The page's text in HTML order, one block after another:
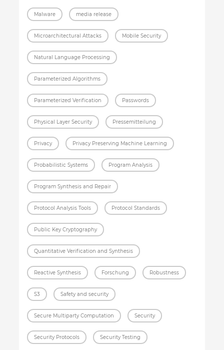
Malware media release
Microarchitectural Attacks Mobile Security
Natural Language Processing
Parameterized Algorithms
Parameterized Verification Passwords
Physical Layer Security Pressemitteilung
Privacy Privacy Preserving Machine Learning
Probabilistic Systems Program Analysis
Program Synthesis and Repair
Protocol Analysis Tools Protocol Standards
Public Key Cryptography
Quantitative Verification and Synthesis
Reactive Synthesis Forschung Robustness
S3 Safety and security
Secure Multiparty Computation Security
Security Protocols Security Testing